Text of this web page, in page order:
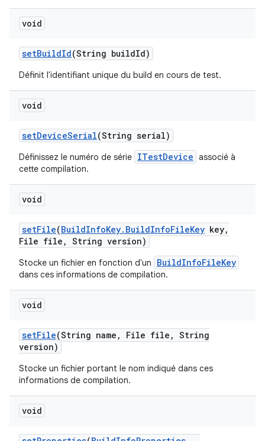
void
setBuildId(String buildId)
Définit l'identifiant unique du build en cours de test.
void
setDeviceSerial(String serial)
Définissez le numéro de série ITestDevice associé à
cette compilation.
void
setFile(BuildInfoKey. BuildInfoFileKey key,
File file , String version)
Stocke un fichier en fonction d'un BuildInfoFileKey
dans ces informations de compilation.
void
setFile(String name , File file , String
version)
Stocke un fichier portant le nom indiqué dans ces
informations de compilation.
void